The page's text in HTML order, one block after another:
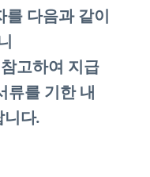
다음과 같이
고하여 지급
류를 기한 내
니다.